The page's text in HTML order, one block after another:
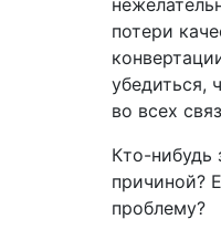
потери
убедиться,
во всех
Кто-нибудь
причиной?
проблему?